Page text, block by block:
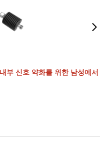
부 신호 약화를 위한 남성에서